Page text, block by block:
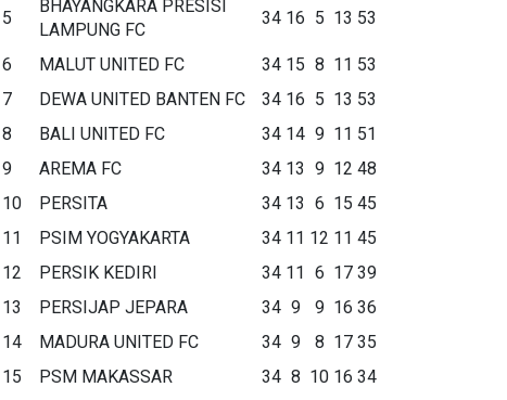
5
BHAYANGKARA PRESISI
LAMPUNG FC
34 16 5 13 53
6 MALUT UNITED FC 34 15 8 11 53
7
DEWA UNITED BANTEN FC 34 16 5 13 53
8
BALI UNITED FC 34 14 9 11 51
9
AREMA FC 34 13 9 12 48
10
PERSITA 34 13 6 15 45
11
PSIM YOGYAKARTA 34 11 12 11 45
12
PERSIK KEDIRI 34 11 6 17 39
13
PERSIJAP JEPARA 34 9 9 16 36
14
MADURA UNITED FC 34 9 8 17 35
15
PSM MAKASSAR 34 8 10 16 34